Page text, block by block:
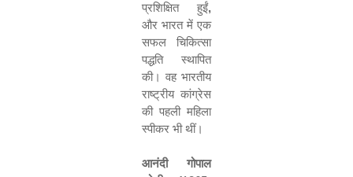
प्रशिक्षित हुईं,
और भारत में एक
सफल चिकित्सा
पद्धति स्थापित
की। वह भारतीय
राष्ट्रीय कांग्रेस
की पहली महिला
स्पीकर भी थीं।
आनंदी गोपाल